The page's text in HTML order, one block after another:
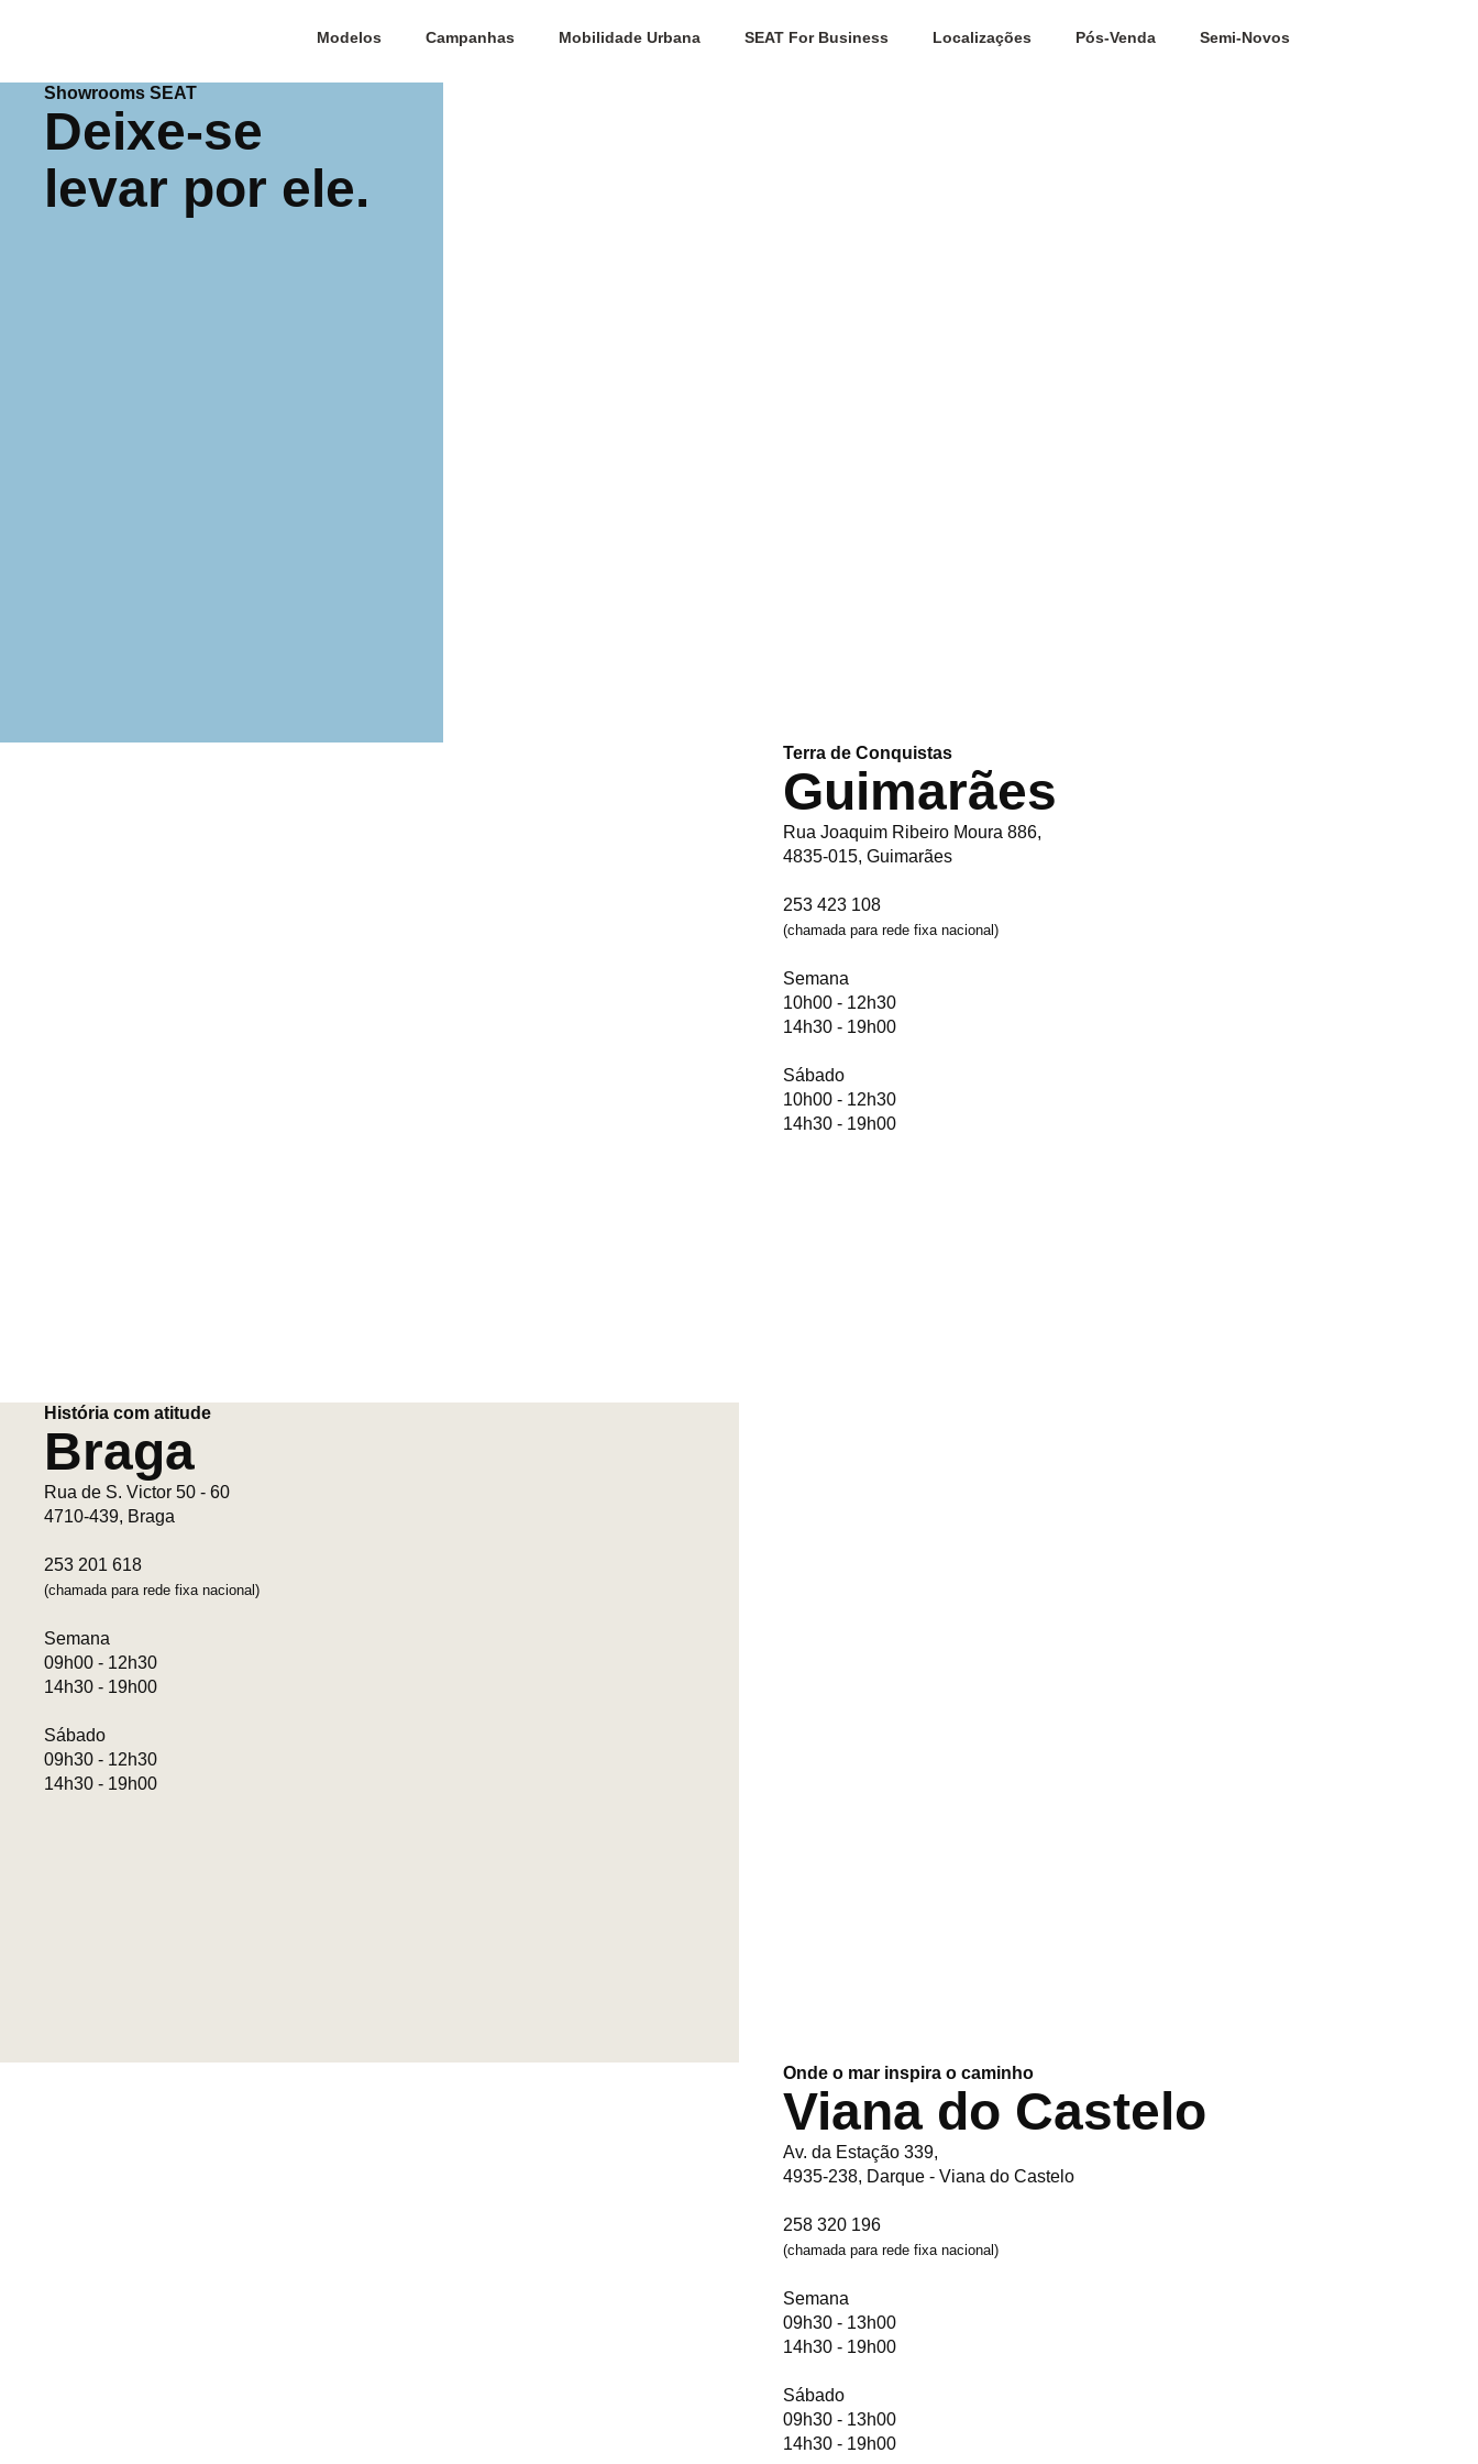
Modelos Campanhas Mobilidade Urbana SEAT For Business Localizações Pós-Venda Semi-Novos
Showrooms SEAT
Deixe-se
levar por ele.
Terra de Conquistas
Guimarães
Rua Joaquim Ribeiro Moura 886,
4835-015, Guimarães
253 423 108
(chamada para rede fixa nacional)
Semana
10h00 - 12h30
14h30 - 19h00
Sábado
10h00 - 12h30
14h30 - 19h00
História com atitude
Braga
Rua de S. Victor 50 - 60
4710-439, Braga
253 201 618
(chamada para rede fixa nacional)
Semana
09h00 - 12h30
14h30 - 19h00
Sábado
09h30 - 12h30
14h30 - 19h00
Onde o mar inspira o caminho
Viana do Castelo
Av. da Estação 339,
4935-238, Darque - Viana do Castelo
258 320 196
(chamada para rede fixa nacional)
Semana
09h30 - 13h00
14h30 - 19h00
Sábado
09h30 - 13h00
14h30 - 19h00